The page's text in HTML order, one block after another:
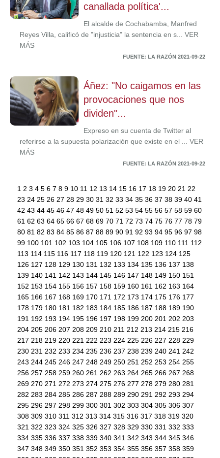
canallada política'...
El alcalde de Cochabamba, Manfred
Reyes Villa, calificó de "injusticia" la sentencia en s... VER
MÁS
FUENTE: LA RAZÓN 2021-09-22
Áñez: "No caigamos en las
provocaciones que nos
dividen"...
Expreso en su cuenta de Twitter al
referirse a la supuesta polarización que existe en el ... VER
MÁS
FUENTE: LA RAZÓN 2021-09-22
1 2 3 4 5 6 7 8 9 10 11 12 13 14 15 16 17 18 19 20 21 22
23 24 25 26 27 28 29 30 31 32 33 34 35 36 37 38 39 40 41
42 43 44 45 46 47 48 49 50 51 52 53 54 55 56 57 58 59 60
61 62 63 64 65 66 67 68 69 70 71 72 73 74 75 76 77 78 79
80 81 82 83 84 85 86 87 88 89 90 91 92 93 94 95 96 97 98
99 100 101 102 103 104 105 106 107 108 109 110 111 112
113 114 115 116 117 118 119 120 121 122 123 124 125
126 127 128 129 130 131 132 133 134 135 136 137 138
139 140 141 142 143 144 145 146 147 148 149 150 151
152 153 154 155 156 157 158 159 160 161 162 163 164
165 166 167 168 169 170 171 172 173 174 175 176 177
178 179 180 181 182 183 184 185 186 187 188 189 190
191 192 193 194 195 196 197 198 199 200 201 202 203
204 205 206 207 208 209 210 211 212 213 214 215 216
217 218 219 220 221 222 223 224 225 226 227 228 229
230 231 232 233 234 235 236 237 238 239 240 241 242
243 244 245 246 247 248 249 250 251 252 253 254 255
256 257 258 259 260 261 262 263 264 265 266 267 268
269 270 271 272 273 274 275 276 277 278 279 280 281
282 283 284 285 286 287 288 289 290 291 292 293 294
295 296 297 298 299 300 301 302 303 304 305 306 307
308 309 310 311 312 313 314 315 316 317 318 319 320
321 322 323 324 325 326 327 328 329 330 331 332 333
334 335 336 337 338 339 340 341 342 343 344 345 346
347 348 349 350 351 352 353 354 355 356 357 358 359